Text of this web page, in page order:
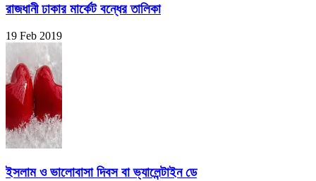
রাজধানী ঢাকার মার্কেট বন্ধের তালিকা
19 Feb 2019
ইসলাম ও ভালোবাসা দিবস বা ভ্যালেন্টাইন ডে